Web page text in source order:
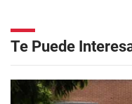
Te Puede